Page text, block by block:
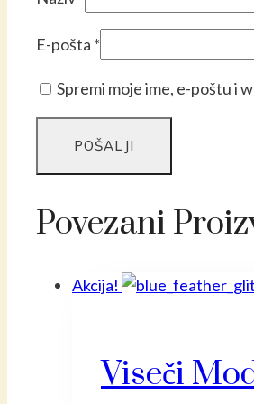
E-pošta *
Spremi moje ime, e-poštu i
Povezani
Akcija!
Viseči